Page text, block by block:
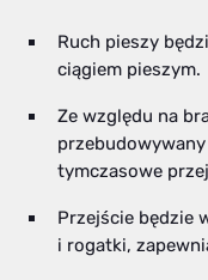
Ruch pieszy
ciągiem pieszym.
Ze względu na
tymczasowe
Przejście będzie
i rogatki,